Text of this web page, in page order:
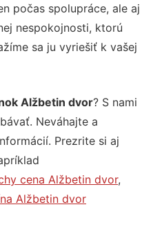
počas spolupráce, ale aj
nespokojnosti, ktorú
sa ju vyriešiť k vašej
Alžbetin dvor? S nami
Neváhajte a
Prezrite si aj
cena Alžbetin dvor,
Alžbetin dvor